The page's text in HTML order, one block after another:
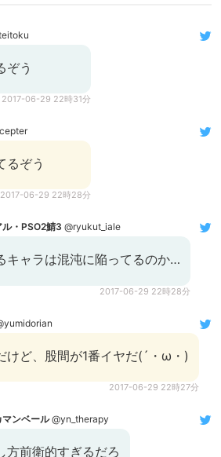
ぞう
2017-06-29 22時31分
るぞう
2017-06-29 22時28分
ル・PSO2鯖3 @ryukut_iale
キャラは混沌に陥ってるのか…
2017-06-29 22時28分
けど、股間が1番イヤだ(´・ω・)
2017-06-29 22時27分
ンベール@yn_therapy
方前衛的すぎるだろ